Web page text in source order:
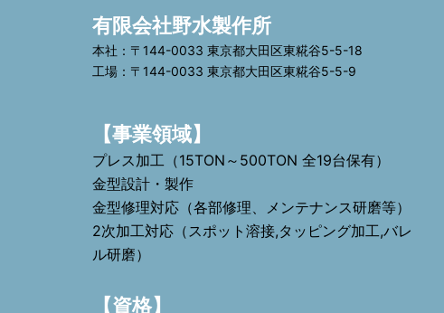
有限会社野水製作所
本社：〒144-0033 東京都大田区東糀谷5-5-18
工場：〒144-0033 東京都大田区東糀谷5-5-9
【事業領域】
プレス加工（15TON～500TON 全19台保有）
金型設計・製作
金型修理対応（各部修理、メンテナンス研磨等）
2次加工対応（スポット溶接,タッピング加工,バレ
ル研磨）
【資格】